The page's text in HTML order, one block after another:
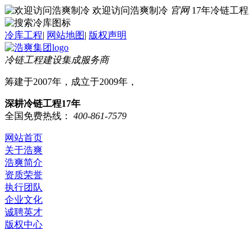
欢迎访问浩爽制冷 官网 17年冷链工
冷库工程| 网站地图| 版权声明
冷链工程建设集成服务商
筹建于2007年，成立于2009年，
深耕冷链工程17年
全国免费热线：
400-861-7579
网站首页
关于浩爽
浩爽简介
资质荣誉
执行团队
企业文化
诚聘英才
版权中心